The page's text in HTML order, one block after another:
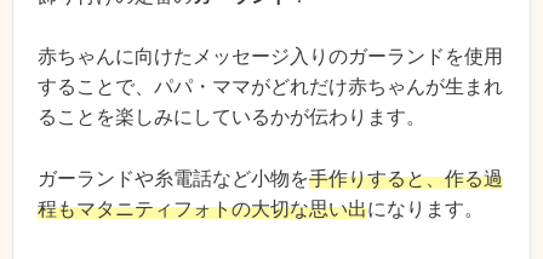
赤ちゃんに向けたメッセージ入りのガーランドを使用
することで、パパ・ママがどれだけ赤ちゃんが生まれ
ることを楽しみにしているかが伝わります。
ガーランドや糸電話など小物を手作りすると、作る過
程もマタニティフォトの大切な思い出になります。